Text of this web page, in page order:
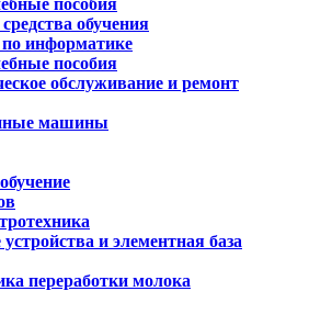
пособия
обучения
информатике
пособия
обслуживание и ремонт
машины
и элементная база
переработки молока